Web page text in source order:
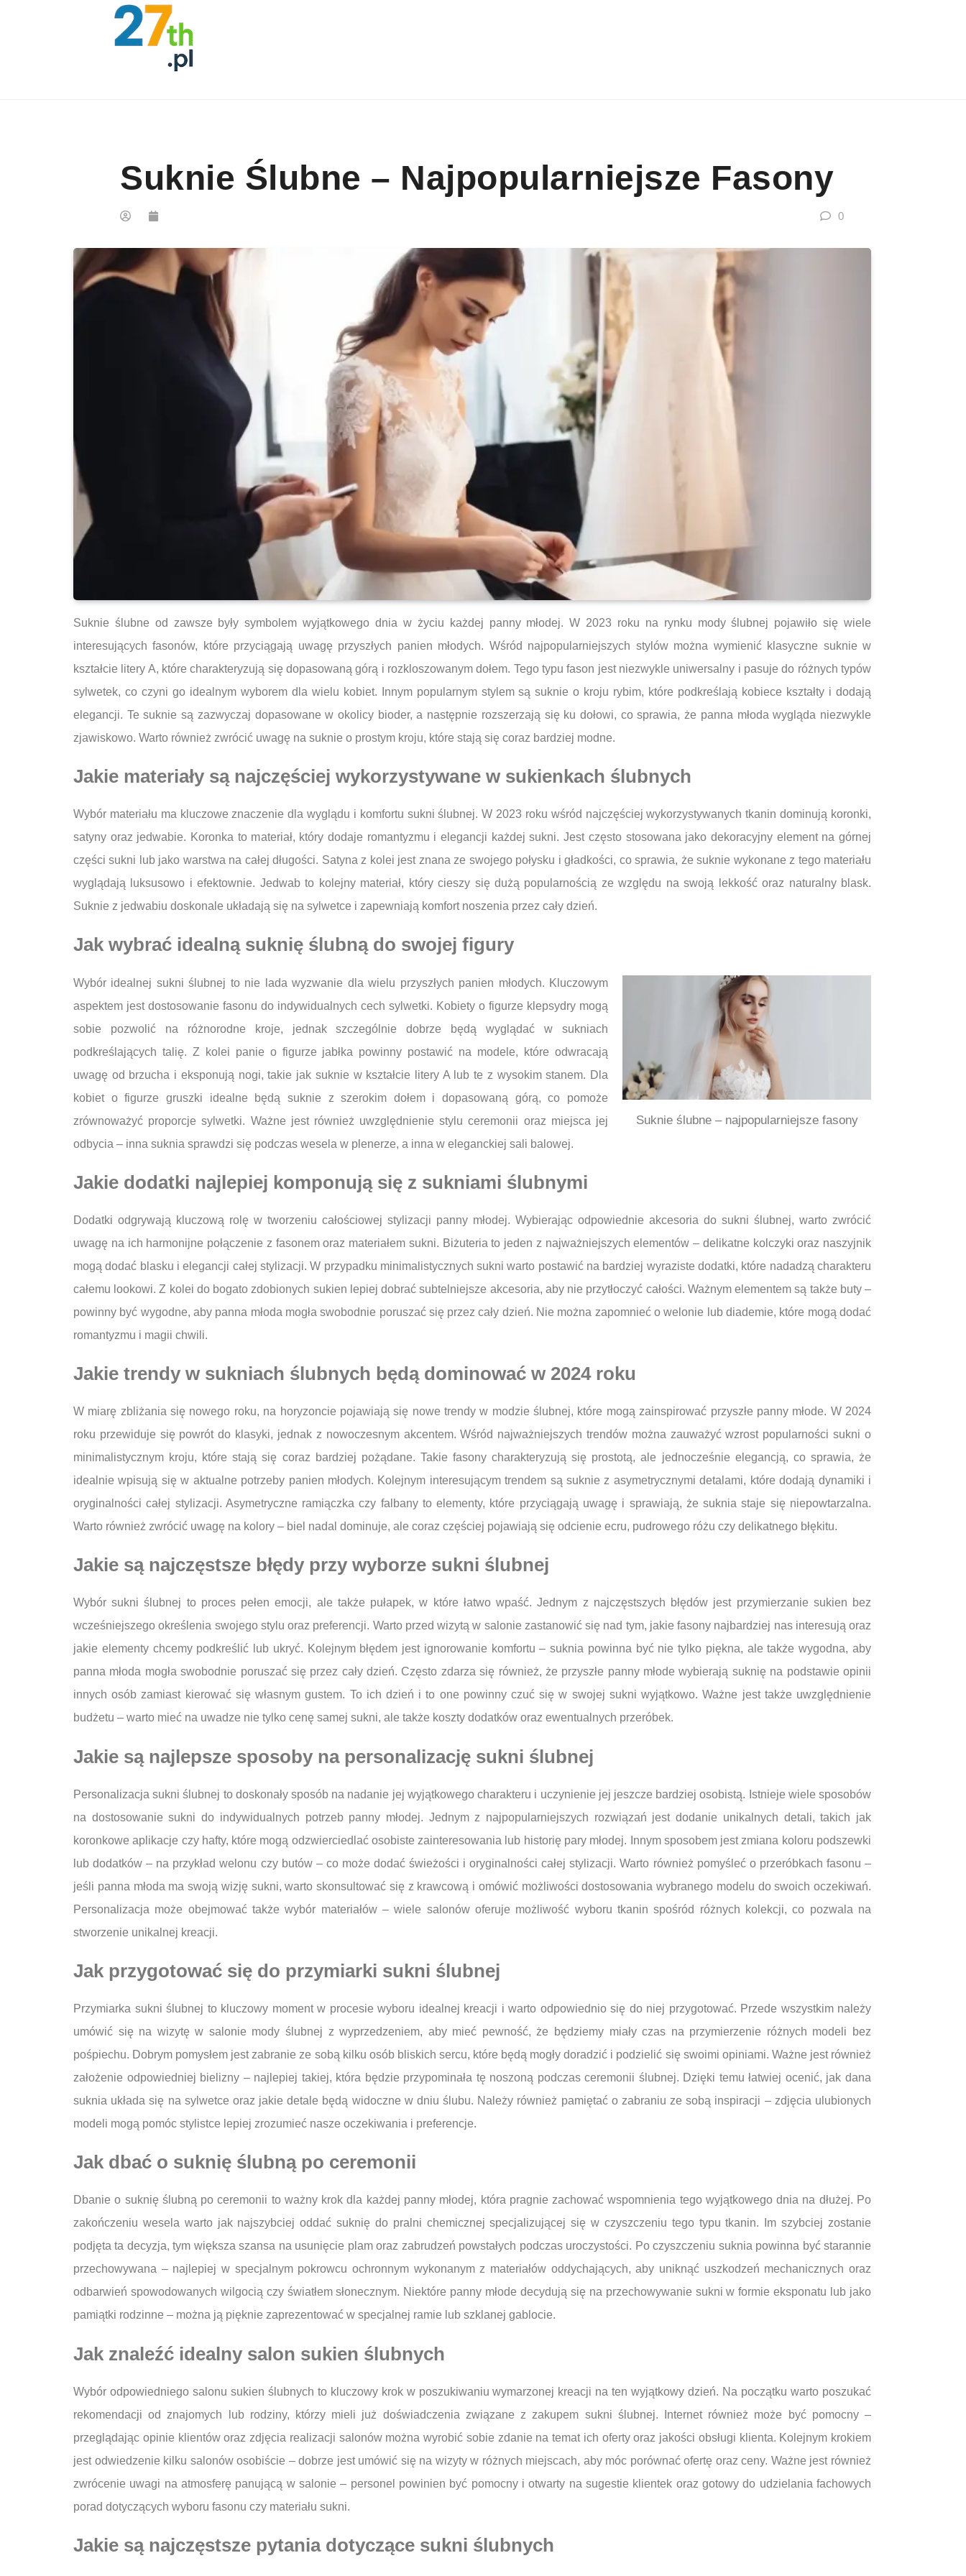
Suknie Ślubne – Najpopularniejsze Fasony
0
Suknie ślubne od zawsze były symbolem wyjątkowego dnia w życiu każdej panny młodej. W 2023 roku na rynku mody ślubnej pojawiło się wiele
interesujących fasonów, które przyciągają uwagę przyszłych panien młodych. Wśród najpopularniejszych stylów można wymienić klasyczne suknie w
kształcie litery A, które charakteryzują się dopasowaną górą i rozkloszowanym dołem. Tego typu fason jest niezwykle uniwersalny i pasuje do różnych typów
sylwetek, co czyni go idealnym wyborem dla wielu kobiet. Innym popularnym stylem są suknie o kroju rybim, które podkreślają kobiece kształty i dodają
elegancji. Te suknie są zazwyczaj dopasowane w okolicy bioder, a następnie rozszerzają się ku dołowi, co sprawia, że panna młoda wygląda niezwykle
zjawiskowo. Warto również zwrócić uwagę na suknie o prostym kroju, które stają się coraz bardziej modne.
Jakie materiały są najczęściej wykorzystywane w sukienkach ślubnych
Wybór materiału ma kluczowe znaczenie dla wyglądu i komfortu sukni ślubnej. W 2023 roku wśród najczęściej wykorzystywanych tkanin dominują koronki,
satyny oraz jedwabie. Koronka to materiał, który dodaje romantyzmu i elegancji każdej sukni. Jest często stosowana jako dekoracyjny element na górnej
części sukni lub jako warstwa na całej długości. Satyna z kolei jest znana ze swojego połysku i gładkości, co sprawia, że suknie wykonane z tego materiału
wyglądają luksusowo i efektownie. Jedwab to kolejny materiał, który cieszy się dużą popularnością ze względu na swoją lekkość oraz naturalny blask.
Suknie z jedwabiu doskonale układają się na sylwetce i zapewniają komfort noszenia przez cały dzień.
Jak wybrać idealną suknię ślubną do swojej figury
Suknie ślubne – najpopularniejsze fasony
Wybór idealnej sukni ślubnej to nie lada wyzwanie dla wielu przyszłych panien młodych. Kluczowym
aspektem jest dostosowanie fasonu do indywidualnych cech sylwetki. Kobiety o figurze klepsydry mogą
sobie pozwolić na różnorodne kroje, jednak szczególnie dobrze będą wyglądać w sukniach
podkreślających talię. Z kolei panie o figurze jabłka powinny postawić na modele, które odwracają
uwagę od brzucha i eksponują nogi, takie jak suknie w kształcie litery A lub te z wysokim stanem. Dla
kobiet o figurze gruszki idealne będą suknie z szerokim dołem i dopasowaną górą, co pomoże
zrównoważyć proporcje sylwetki. Ważne jest również uwzględnienie stylu ceremonii oraz miejsca jej
odbycia – inna suknia sprawdzi się podczas wesela w plenerze, a inna w eleganckiej sali balowej.
Jakie dodatki najlepiej komponują się z sukniami ślubnymi
Dodatki odgrywają kluczową rolę w tworzeniu całościowej stylizacji panny młodej. Wybierając odpowiednie akcesoria do sukni ślubnej, warto zwrócić
uwagę na ich harmonijne połączenie z fasonem oraz materiałem sukni. Biżuteria to jeden z najważniejszych elementów – delikatne kolczyki oraz naszyjnik
mogą dodać blasku i elegancji całej stylizacji. W przypadku minimalistycznych sukni warto postawić na bardziej wyraziste dodatki, które nadadzą charakteru
całemu lookowi. Z kolei do bogato zdobionych sukien lepiej dobrać subtelniejsze akcesoria, aby nie przytłoczyć całości. Ważnym elementem są także buty –
powinny być wygodne, aby panna młoda mogła swobodnie poruszać się przez cały dzień. Nie można zapomnieć o welonie lub diademie, które mogą dodać
romantyzmu i magii chwili.
Jakie trendy w sukniach ślubnych będą dominować w 2024 roku
W miarę zbliżania się nowego roku, na horyzoncie pojawiają się nowe trendy w modzie ślubnej, które mogą zainspirować przyszłe panny młode. W 2024
roku przewiduje się powrót do klasyki, jednak z nowoczesnym akcentem. Wśród najważniejszych trendów można zauważyć wzrost popularności sukni o
minimalistycznym kroju, które stają się coraz bardziej pożądane. Takie fasony charakteryzują się prostotą, ale jednocześnie elegancją, co sprawia, że
idealnie wpisują się w aktualne potrzeby panien młodych. Kolejnym interesującym trendem są suknie z asymetrycznymi detalami, które dodają dynamiki i
oryginalności całej stylizacji. Asymetryczne ramiączka czy falbany to elementy, które przyciągają uwagę i sprawiają, że suknia staje się niepowtarzalna.
Warto również zwrócić uwagę na kolory – biel nadal dominuje, ale coraz częściej pojawiają się odcienie ecru, pudrowego różu czy delikatnego błękitu.
Jakie są najczęstsze błędy przy wyborze sukni ślubnej
Wybór sukni ślubnej to proces pełen emocji, ale także pułapek, w które łatwo wpaść. Jednym z najczęstszych błędów jest przymierzanie sukien bez
wcześniejszego określenia swojego stylu oraz preferencji. Warto przed wizytą w salonie zastanowić się nad tym, jakie fasony najbardziej nas interesują oraz
jakie elementy chcemy podkreślić lub ukryć. Kolejnym błędem jest ignorowanie komfortu – suknia powinna być nie tylko piękna, ale także wygodna, aby
panna młoda mogła swobodnie poruszać się przez cały dzień. Często zdarza się również, że przyszłe panny młode wybierają suknię na podstawie opinii
innych osób zamiast kierować się własnym gustem. To ich dzień i to one powinny czuć się w swojej sukni wyjątkowo. Ważne jest także uwzględnienie
budżetu – warto mieć na uwadze nie tylko cenę samej sukni, ale także koszty dodatków oraz ewentualnych przeróbek.
Jakie są najlepsze sposoby na personalizację sukni ślubnej
Personalizacja sukni ślubnej to doskonały sposób na nadanie jej wyjątkowego charakteru i uczynienie jej jeszcze bardziej osobistą. Istnieje wiele sposobów
na dostosowanie sukni do indywidualnych potrzeb panny młodej. Jednym z najpopularniejszych rozwiązań jest dodanie unikalnych detali, takich jak
koronkowe aplikacje czy hafty, które mogą odzwierciedlać osobiste zainteresowania lub historię pary młodej. Innym sposobem jest zmiana koloru podszewki
lub dodatków – na przykład welonu czy butów – co może dodać świeżości i oryginalności całej stylizacji. Warto również pomyśleć o przeróbkach fasonu –
jeśli panna młoda ma swoją wizję sukni, warto skonsultować się z krawcową i omówić możliwości dostosowania wybranego modelu do swoich oczekiwań.
Personalizacja może obejmować także wybór materiałów – wiele salonów oferuje możliwość wyboru tkanin spośród różnych kolekcji, co pozwala na
stworzenie unikalnej kreacji.
Jak przygotować się do przymiarki sukni ślubnej
Przymiarka sukni ślubnej to kluczowy moment w procesie wyboru idealnej kreacji i warto odpowiednio się do niej przygotować. Przede wszystkim należy
umówić się na wizytę w salonie mody ślubnej z wyprzedzeniem, aby mieć pewność, że będziemy miały czas na przymierzenie różnych modeli bez
pośpiechu. Dobrym pomysłem jest zabranie ze sobą kilku osób bliskich sercu, które będą mogły doradzić i podzielić się swoimi opiniami. Ważne jest również
założenie odpowiedniej bielizny – najlepiej takiej, która będzie przypominała tę noszoną podczas ceremonii ślubnej. Dzięki temu łatwiej ocenić, jak dana
suknia układa się na sylwetce oraz jakie detale będą widoczne w dniu ślubu. Należy również pamiętać o zabraniu ze sobą inspiracji – zdjęcia ulubionych
modeli mogą pomóc stylistce lepiej zrozumieć nasze oczekiwania i preferencje.
Jak dbać o suknię ślubną po ceremonii
Dbanie o suknię ślubną po ceremonii to ważny krok dla każdej panny młodej, która pragnie zachować wspomnienia tego wyjątkowego dnia na dłużej. Po
zakończeniu wesela warto jak najszybciej oddać suknię do pralni chemicznej specjalizującej się w czyszczeniu tego typu tkanin. Im szybciej zostanie
podjęta ta decyzja, tym większa szansa na usunięcie plam oraz zabrudzeń powstałych podczas uroczystości. Po czyszczeniu suknia powinna być starannie
przechowywana – najlepiej w specjalnym pokrowcu ochronnym wykonanym z materiałów oddychających, aby uniknąć uszkodzeń mechanicznych oraz
odbarwień spowodowanych wilgocią czy światłem słonecznym. Niektóre panny młode decydują się na przechowywanie sukni w formie eksponatu lub jako
pamiątki rodzinne – można ją pięknie zaprezentować w specjalnej ramie lub szklanej gablocie.
Jak znaleźć idealny salon sukien ślubnych
Wybór odpowiedniego salonu sukien ślubnych to kluczowy krok w poszukiwaniu wymarzonej kreacji na ten wyjątkowy dzień. Na początku warto poszukać
rekomendacji od znajomych lub rodziny, którzy mieli już doświadczenia związane z zakupem sukni ślubnej. Internet również może być pomocny –
przeglądając opinie klientów oraz zdjęcia realizacji salonów można wyrobić sobie zdanie na temat ich oferty oraz jakości obsługi klienta. Kolejnym krokiem
jest odwiedzenie kilku salonów osobiście – dobrze jest umówić się na wizyty w różnych miejscach, aby móc porównać ofertę oraz ceny. Ważne jest również
zwrócenie uwagi na atmosferę panującą w salonie – personel powinien być pomocny i otwarty na sugestie klientek oraz gotowy do udzielania fachowych
porad dotyczących wyboru fasonu czy materiału sukni.
Jakie są najczęstsze pytania dotyczące sukni ślubnych